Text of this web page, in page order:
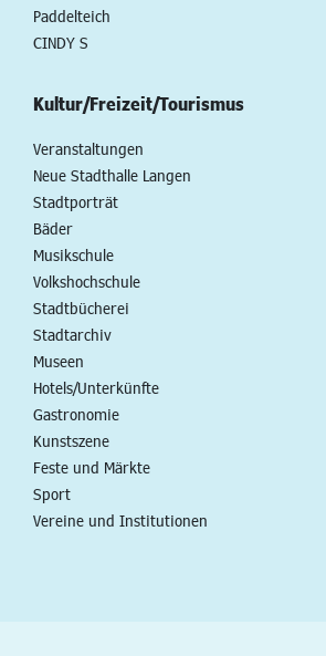
Paddelteich
CINDY S
Kultur/Freizeit/Tourismus
Veranstaltungen
Neue Stadthalle Langen
Stadtporträt
Bäder
Musikschule
Volkshochschule
Stadtbücherei
Stadtarchiv
Museen
Hotels/Unterkünfte
Gastronomie
Kunstszene
Feste und Märkte
Sport
Vereine und Institutionen